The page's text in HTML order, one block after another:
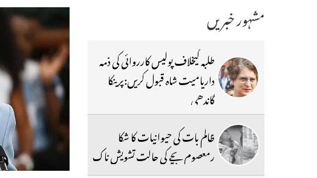
مشہور خبریں
طلبہ کیخلاف پولیس کارروائی کی ذمہ
داریامیت شاہ قبول کریں:پرینکا
گاندھی
ظالم بات کی حیوانیات کا شکا
رمعصوم بچے کی حالت تشویش ناک